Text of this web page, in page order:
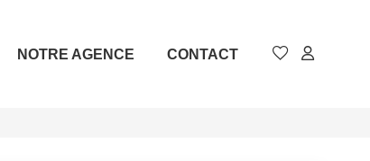
NOTRE AGENCE CONTACT